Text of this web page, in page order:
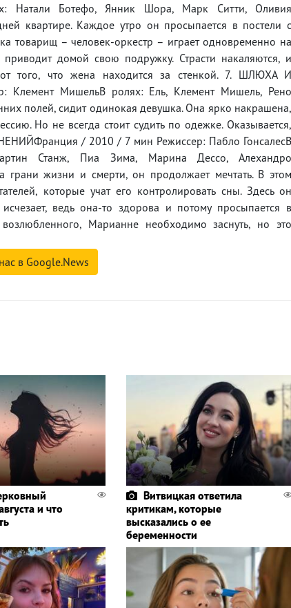
Натали Ботефо, Янник Шора, Марк Ситти, Оливия
квартире. Каждое утро он просыпается в постели с
товарищ – человек-оркестр – играет одновременно на
домой свою подружку. Страсти накаляются, и
того, что жена находится за стенкой. 7. ШЛЮХА И
МишельВ ролях: Ель, Клемент Мишель, Рено
полей, сидит одинокая девушка. Она ярко накрашена,
Но не всегда стоит судить по одежке. Оказывается,
/ 2010 / 7 мин Режиссер: Пабло ГонсалесВ
Станж, Пиа Зима, Марина Дессо, Алехандро
жизни и смерти, он продолжает мечтать. В этом
которые учат его контролировать сны. Здесь он
ведь она-то здорова и потому просыпается в
Марианне необходимо заснуть, но это
в Google.News
и что
Витвицкая ответила
критикам, которые
высказались о ее
беременности